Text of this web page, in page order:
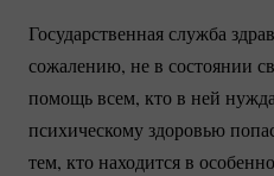
Государственная служба
сожалению, не в состоянии
помощь всем, кто в ней
психическому здоровью
тем, кто находится в